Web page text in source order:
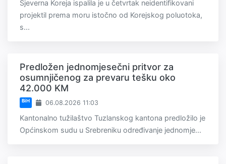
Sjeverna Koreja ispalila je u četvrtak neidentifikovani
projektil prema moru istočno od Korejskog poluotoka,
s...
Predložen jednomjesečni pritvor za
osumnjičenog za prevaru tešku oko
42.000 KM
BiH 06.08.2026 11:03
Kantonalno tužilaštvo Tuzlanskog kantona predložilo je
Općinskom sudu u Srebreniku određivanje jednomje...